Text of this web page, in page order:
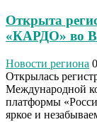
Открыта
«КАРДО» во
Новости региона
Открылась
Международной
платформы
яркое и